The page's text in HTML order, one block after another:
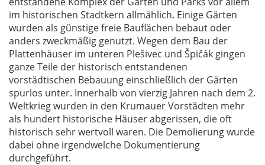
im historischen Stadtkern allmählich. Einige Gärten
wurden als günstige freie Bauflächen bebaut oder
anders zweckmäßig genutzt. Wegen dem Bau der
Plattenhäuser im unteren Plešivec und Špičák gingen
ganze Teile der historisch entstandenen
vorstädtischen Bebauung einschließlich der Gärten
spurlos unter. Innerhalb von vierzig Jahren nach dem 2.
Weltkrieg wurden in den Krumauer Vorstädten mehr
als hundert historische Häuser abgerissen, die oft
historisch sehr wertvoll waren. Die Demolierung wurde
dabei ohne irgendwelche Dokumentierung
durchgeführt.